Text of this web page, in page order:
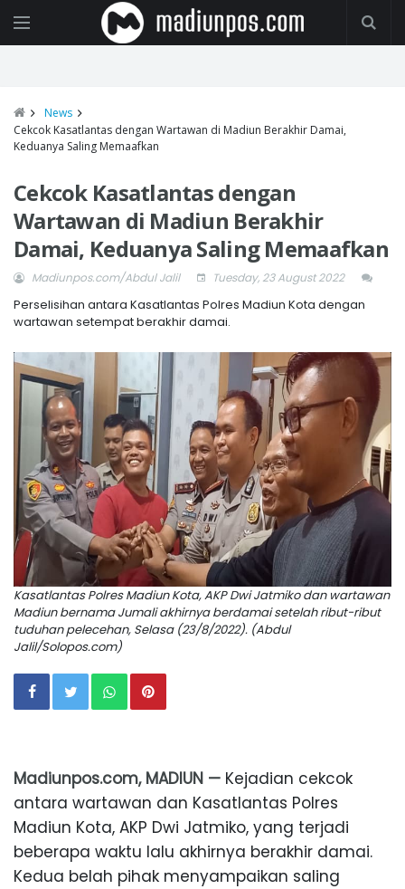
News
Cekcok Kasatlantas dengan Wartawan di Madiun Berakhir Damai,
Keduanya Saling Memaafkan
Cekcok Kasatlantas dengan
Wartawan di Madiun Berakhir
Damai, Keduanya Saling Memaafkan
Madiunpos.com/Abdul Jalil Tuesday, 23 August 2022
Perselisihan antara Kasatlantas Polres Madiun Kota dengan
wartawan setempat berakhir damai.
Kasatlantas Polres Madiun Kota, AKP Dwi Jatmiko dan wartawan
Madiun bernama Jumali akhirnya berdamai setelah ribut-ribut
tuduhan pelecehan, Selasa (23/8/2022). (Abdul
Jalil/Solopos.com)
Madiunpos.com, MADIUN — Kejadian cekcok
antara wartawan dan Kasatlantas Polres
Madiun Kota, AKP Dwi Jatmiko, yang terjadi
beberapa waktu lalu akhirnya berakhir damai.
Kedua belah pihak menyampaikan saling